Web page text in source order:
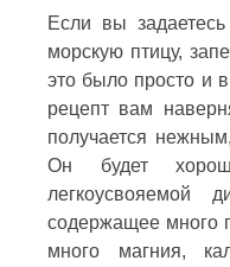
Если вы
морскую птицу,
это было просто и
рецепт вам
получается
Он будет
легкоусвояемой
содержащее много
много магния,